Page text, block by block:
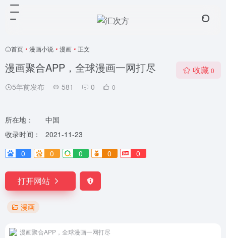
首页 • 漫画小说 • 漫画 • 正文
漫画聚合APP，全球漫画一网打尽
5年前发布 581 0 0
收藏 0
所在地：
中国
收录时间：
2021-11-23
0
0 0 0 0
打开网站
漫画
漫画聚合APP，全球漫画一网打尽